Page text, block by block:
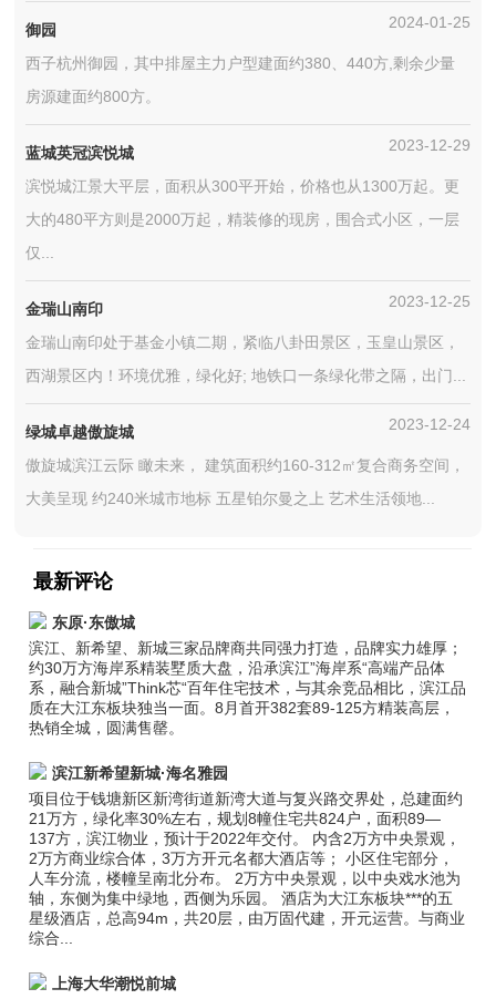
御园 2024-01-25
西子杭州御园，其中排屋主力户型建面约380、440方,剩余少量
房源建面约800方。
蓝城英冠滨悦城 2023-12-29
滨悦城江景大平层，面积从300平开始，价格也从1300万起。更
大的480平方则是2000万起，精装修的现房，围合式小区，一层
仅...
金瑞山南印 2023-12-25
金瑞山南印处于基金小镇二期，紧临八卦田景区，玉皇山景区，
西湖景区内！环境优雅，绿化好; 地铁口一条绿化带之隔，出门...
绿城卓越傲旋城 2023-12-24
傲旋城滨江云际 瞰未来， 建筑面积约160-312㎡复合商务空间，
大美呈现 约240米城市地标 五星铂尔曼之上 艺术生活领地...
最新评论
东原·东傲城
滨江、新希望、新城三家品牌商共同强力打造，品牌实力雄厚；
约30万方海岸系精装墅质大盘，沿承滨江”海岸系“高端产品体
系，融合新城”Think芯“百年住宅技术，与其余竞品相比，滨江品
质在大江东板块独当一面。8月首开382套89-125方精装高层，
热销全城，圆满售罄。
滨江新希望新城·海名雅园
项目位于钱塘新区新湾街道新湾大道与复兴路交界处，总建面约
21万方，绿化率30%左右，规划8幢住宅共824户，面积89—
137方，滨江物业，预计于2022年交付。 内含2万方中央景观，
2万方商业综合体，3万方开元名都大酒店等； 小区住宅部分，
人车分流，楼幢呈南北分布。 2万方中央景观，以中央戏水池为
轴，东侧为集中绿地，西侧为乐园。 酒店为大江东板块***的五
星级酒店，总高94m，共20层，由万固代建，开元运营。与商业
综合...
上海大华潮悦前城